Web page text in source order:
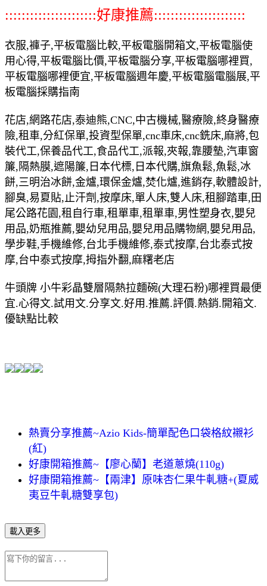
::::::::::::::::::::::好康推薦::::::::::::::::::::::
衣服,褲子,平板電腦比較,平板電腦開箱文,平板電腦使
用心得,平板電腦比價,平板電腦分享,平板電腦哪裡買,
平板電腦哪裡便宜,平板電腦週年慶,平板電腦電腦展,平
板電腦採購指南
花店,網路花店,泰迪熊,CNC,中古機械,醫療險,終身醫療
險,租車,分紅保單,投資型保單,cnc車床,cnc銑床,麻將,包
裝代工,保養品代工,食品代工,派報,夾報,靠腰墊,汽車窗
簾,隔熱膜,遮陽簾,日本代標,日本代購,旗魚鬆,魚鬆,冰
餅,三明治冰餅,金爐,環保金爐,焚化爐,進銷存,軟體設計,
腳臭,易夏貼,止汗劑,按摩床,單人床,雙人床,租腳踏車,田
尾公路花園,租自行車,租單車,租單車,男性塑身衣,嬰兒
用品,奶瓶推薦,嬰幼兒用品,嬰兒用品購物網,嬰兒用品,
學步鞋,手機維修,台北手機維修,泰式按摩,台北泰式按
摩,台中泰式按摩,拇指外翻,麻糬老店
牛頭牌 小牛彩晶雙層隔熱拉麵碗(大理石粉)哪裡買最便
宜.心得文.試用文.分享文.好用.推薦.評價.熱銷.開箱文.
優缺點比較
熱賣分享推薦~Azio Kids-簡單配色口袋格紋襯衫
(紅)
好康開箱推薦~【廖心蘭】老道蔥燒(110g)
好康開箱推薦~【兩津】原味杏仁果牛軋糖+(夏威
夷豆牛軋糖雙享包)
載入更多